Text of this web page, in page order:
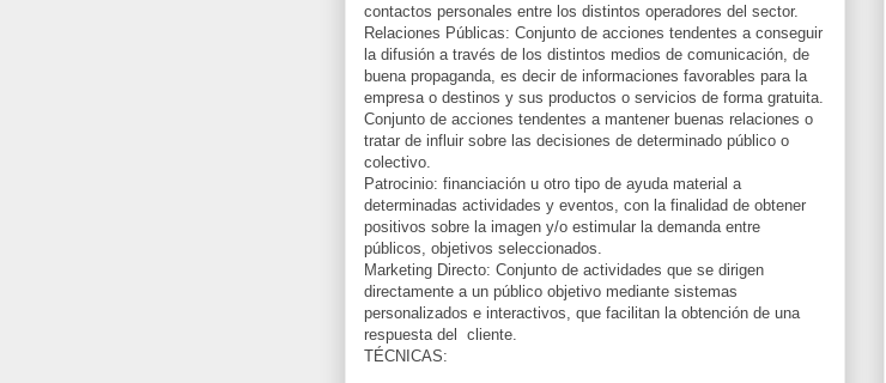
contactos personales entre los distintos operadores del sector.
Relaciones Públicas: Conjunto de acciones tendentes a conseguir
la difusión a través de los distintos medios de comunicación, de
buena propaganda, es decir de informaciones favorables para la
empresa o destinos y sus productos o servicios de forma gratuita.
Conjunto de acciones tendentes a mantener buenas relaciones o
tratar de influir sobre las decisiones de determinado público o
colectivo.
Patrocinio: financiación u otro tipo de ayuda material a
determinadas actividades y eventos, con la finalidad de obtener
positivos sobre la imagen y/o estimular la demanda entre
públicos, objetivos seleccionados.
Marketing Directo: Conjunto de actividades que se dirigen
directamente a un público objetivo mediante sistemas
personalizados e interactivos, que facilitan la obtención de una
respuesta del cliente.
TÉCNICAS: